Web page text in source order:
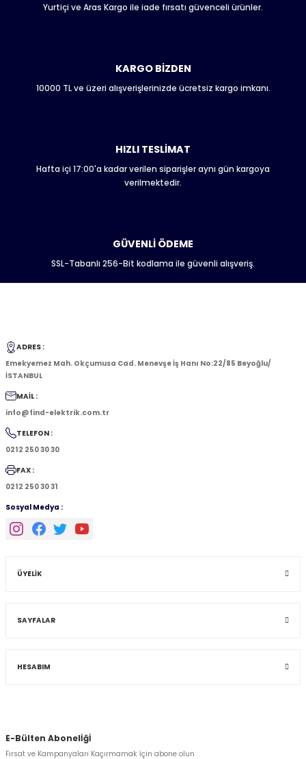
Yurtiçi ve Aras Kargo ile iade fırsatı güvenceli ürünler.
KARGO BİZDEN
10000 TL ve üzeri alışverişlerinizde ücretsiz kargo imkanı.
HIZLI TESLİMAT
Hafta içi 17:00'a kadar verilen siparişler aynı gün kargoya
verilmektedir.
GÜVENLİ ÖDEME
SSL-Tabanlı 256-Bit kodlama ile güvenli alışveriş.
ADRES :
Emekyemez Mah. Okçumusa Cad. Menevşe İş Hanı No:22/85 Beyoğlu/
İSTANBUL
MAİL :
info@find-elektrik.com.tr
TELEFON :
0212 250 30 30
FAX :
0212 250 30 31
Sosyal Medya :
ÜYELİK
SAYFALAR
HESABIM
E-Bülten Abonelİğİ
Fırsat ve Kampanyaları Kaçırmamak İçin abone olun